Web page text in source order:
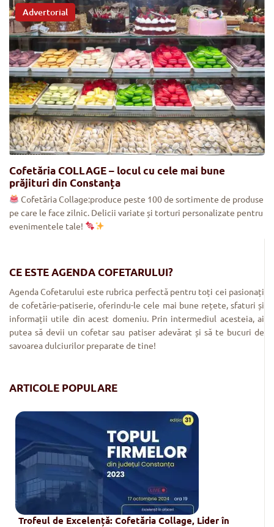
CE ESTE AGENDA COFETARULUI?
Agenda Cofetarului este rubrica perfectă pentru toți cei pasionați
de cofetărie-patiserie, oferindu-le cele mai bune rețete, sfaturi și
informații utile din acest domeniu. Prin intermediul acesteia, ai
putea să devii un cofetar sau patiser adevărat și să te bucuri de
savoarea dulciurilor preparate de tine!
ARTICOLE POPULARE
Trofeul de Excelență: Cofetăria Collage, Lider în
Advertorial
Cofetăria COLLAGE – locul cu cele mai bune
prăjituri din Constanța
Cofetăria Collage:produce peste 100 de sortimente de produse
pe care le face zilnic. Delicii variate și torturi personalizate pentru
evenimentele tale!